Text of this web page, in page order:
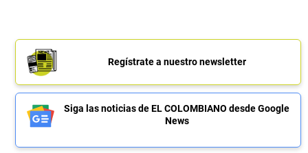
Regístrate a nuestro newsletter
Siga las noticias de EL COLOMBIANO desde Google
News